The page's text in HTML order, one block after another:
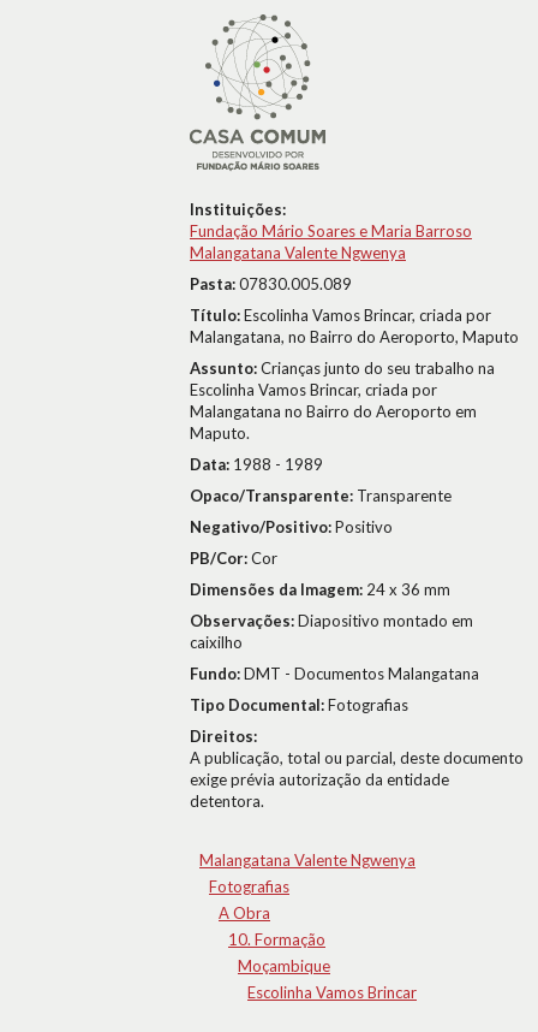
Instituições:
Fundação Mário Soares e Maria Barroso
Malangatana Valente Ngwenya
Pasta:07830.005.089
Título:Escolinha Vamos Brincar, criada por
Malangatana, no Bairro do Aeroporto, Maputo
Assunto:Crianças junto do seu trabalho na
Escolinha Vamos Brincar, criada por
Malangatana no Bairro do Aeroporto em
Maputo.
Data: 1988 - 1989
Opaco/Transparente: Transparente
Negativo/Positivo:Positivo
PB/Cor:Cor
Dimensões da Imagem: 24 x 36 mm
Observações:Diapositivo montado em
caixilho
Fundo:DMT - Documentos Malangatana
Tipo Documental:Fotografias
Direitos:
A publicação, total ou parcial, deste documento
exige prévia autorização da entidade
detentora.
Malangatana Valente Ngwenya
Fotografias
A Obra
10. Formação
Moçambique
Escolinha Vamos Brincar